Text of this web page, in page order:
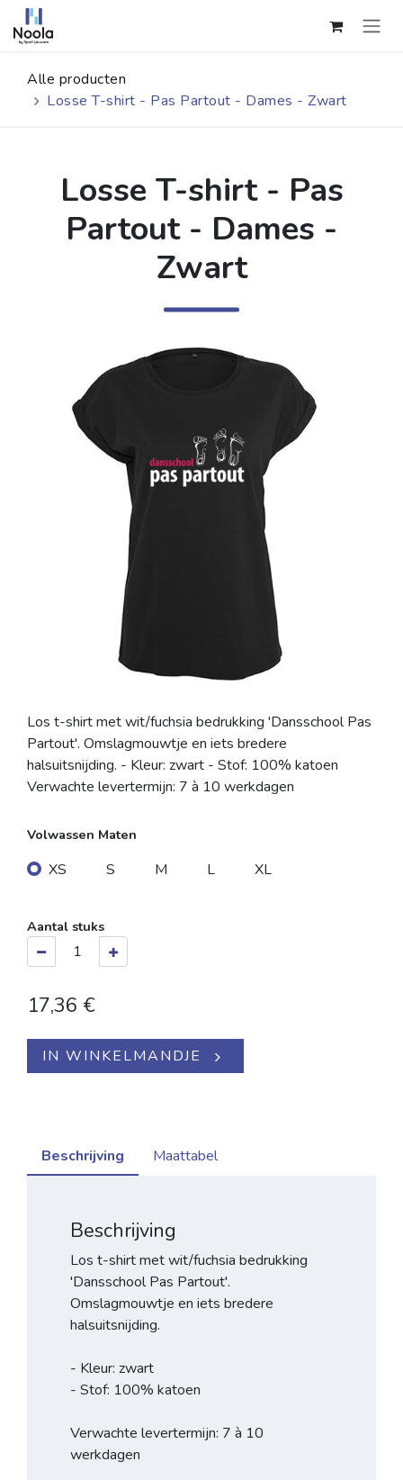
Overslaan naar inhoud
Alle producten
Losse T-shirt - Pas Partout - Dames - Zwart
Losse T-shirt - Pas
Partout - Dames -
Zwart
Los t-shirt met wit/fuchsia bedrukking 'Dansschool Pas
Partout'. Omslagmouwtje en iets bredere
halsuitsnijding. - Kleur: zwart - Stof: 100% katoen
Verwachte levertermijn: 7 à 10 werkdagen
Volwassen Maten
XS S M L XL
Aantal stuks
17,36 €
IN WINKELMANDJE
Beschrijving Maattabel
Beschrijving
Los t-shirt met wit/fuchsia bedrukking
'Dansschool Pas Partout'.
Omslagmouwtje en iets bredere
halsuitsnijding.
- Kleur: zwart
- Stof: 100% katoen
Verwachte levertermijn: 7 à 10
werkdagen